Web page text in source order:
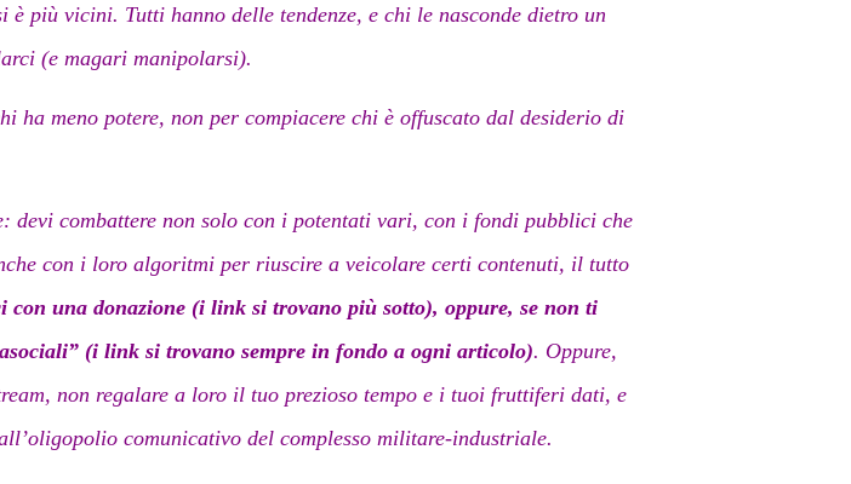
più vicini. Tutti hanno delle tendenze, e chi le nasconde dietro un
(e magari manipolarsi).
meno potere, non per compiacere chi è offuscato dal desiderio di
devi combattere non solo con i potentati vari, con i fondi pubblici che
con i loro algoritmi per riuscire a veicolare certi contenuti, il tutto
con una donazione (i link si trovano più sotto), oppure, se non ti
(i link si trovano sempre in fondo a ogni articolo). Oppure,
non regalare a loro il tuo prezioso tempo e i tuoi fruttiferi dati, e
comunicativo del complesso militare-industriale.